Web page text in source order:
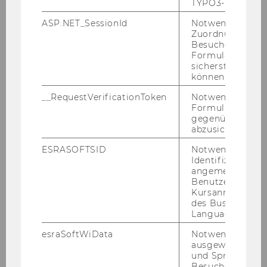
Dienst­leis­tungs­ein­rich­tun­gen wer­den in Ab­än­
de­rung der Be­voll­mäch­ti­gung Mit­tei­lungs­blatt
27. Stück, Nr. 126, vom 7.4.2004, gemäß § 4 iVm §
8 (Ver­tre­tung der je­wei­li­gen Lei­te­rin­nen/Lei­ter
im Ver­hin­de­rungs­fall) der Richt­li­nie des Rek­to­
rats für die Be­voll­mäch­ti­gung von Ar­beit­neh­
me­rin­nen und Ar­beit­neh­mern der Wirt­schafts­
uni­ver­si­tät Wien gemäß § 28 Uni­ver­si­täts­ge­setz
Dienstleistungseinrichtung
Stellvertretende/r Leiter/in
Ruth Gusel
TYPO3-Backend.
ASP.NET_SessionId
Notwendig, um
Zuordnung von
Besucher zu
sicherstellen zu
können.
__RequestVerificationToken
Notwendig, um
gegenüber
abzusichern.
ESRASOFTSID
Notwendig zur
Identifizierung
angemeldeten
Benutzers im
des Business
Language
esraSoftWiData
Notwendig um
ausgewählte
und